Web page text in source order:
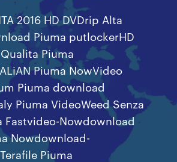
2016 HD DVDrip Alta
Piuma putlockerHD
Piuma
Piuma NowVideo
Piuma download
Piuma VideoWeed Senza
Fastvideo-Nowdownload
Nowdownload-
Piuma